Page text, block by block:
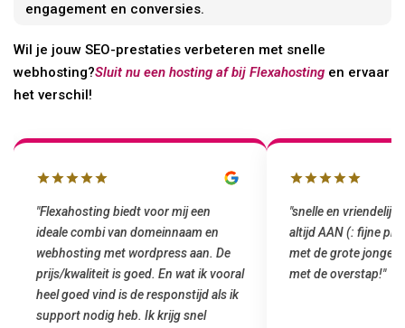
engagement en conversies.
Wil je jouw SEO-prestaties verbeteren met snelle
webhosting?Sluit nu een hosting af bij Flexahosting en ervaar
het verschil!
"Flexahosting biedt voor mij een
ideale combi van domeinnaam en
webhosting met wordpress aan. De
prijs/kwaliteit is goed. En wat ik vooral
heel goed vind is de responstijd als ik
support nodig heb. Ik krijg snel
"snelle en
altijd AAN (: fijne
met de grote
met de overstap!"